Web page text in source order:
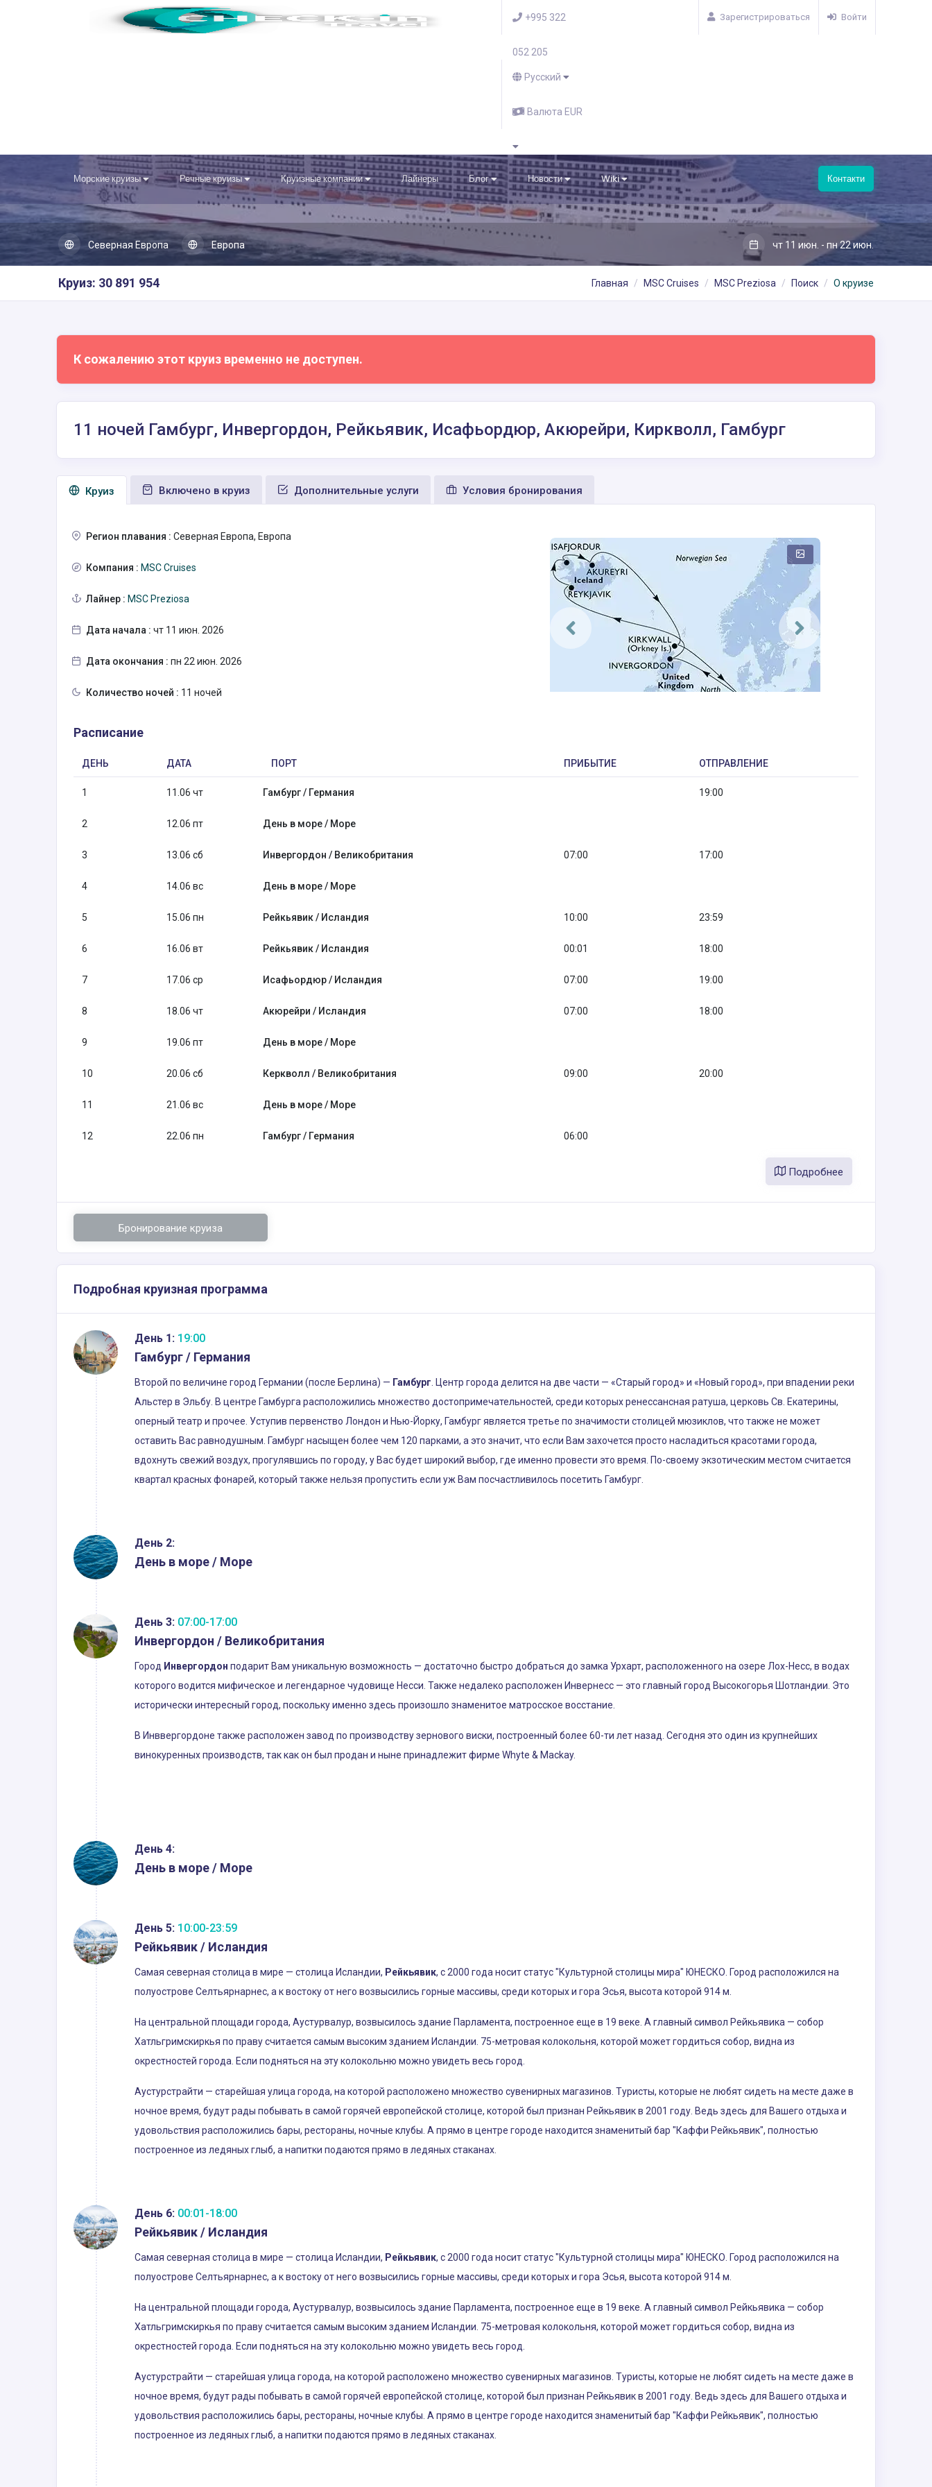
+995 322
052 205
Русский
Валюта EUR
Зарегистрироваться Войти
Морские круизы Речные круизы Круизные компании Лайнеры Блог Новости Wiki Контакти
Северная Европа Европа чт 11 июн. - пн 22 июн.
Круиз: 30 891 954 Главная MSC Cruises MSC Preziosa Поиск О круизе
К сожалению этот круиз временно не доступен.
11 ночей Гамбург, Инвергордон, Рейкьявик, Исафьордюр, Акюрейри, Киркволл, Гамбург
Круиз Включено в круиз Дополнительные услуги Условия бронирования
Регион плавания : Северная Европа, Европа
Компания : MSC Cruises
Лайнер : MSC Preziosa
Дата начала : чт 11 июн. 2026
Дата окончания : пн 22 июн. 2026
Количество ночей : 11 ночей
Расписание
ДЕНЬ ДАТА ПОРТ ПРИБЫТИЕ ОТПРАВЛЕНИЕ
1 11.06 чт Гамбург / Германия 19:00
2 12.06 пт День в море / Море
3 13.06 сб Инвергордон / Великобритания 07:00 17:00
4 14.06 вс День в море / Море
5 15.06 пн Рейкьявик / Исландия 10:00 23:59
6 16.06 вт Рейкьявик / Исландия 00:01 18:00
7 17.06 ср Исафьордюр / Исландия 07:00 19:00
8 18.06 чт Акюрейри / Исландия 07:00 18:00
9 19.06 пт День в море / Море
10 20.06 сб Керкволл / Великобритания 09:00 20:00
11 21.06 вс День в море / Море
12 22.06 пн Гамбург / Германия 06:00
Подробнее
Бронирование круиза
Подробная круизная программа
День 1: 19:00
Гамбург / Германия
Второй по величине город Германии (после Берлина) — Гамбург . Центр города делится на две части — «Старый город» и «Новый город», при впадении реки
Альстер в Эльбу. В центре Гамбурга расположились множество достопримечательностей, среди которых ренессансная ратуша, церковь Св. Екатерины,
оперный театр и прочее. Уступив первенство Лондон и Нью-Йорку, Гамбург является третье по значимости столицей мюзиклов, что также не может
оставить Вас равнодушным. Гамбург насыщен более чем 120 парками, а это значит, что если Вам захочется просто насладиться красотами города,
вдохнуть свежий воздух, прогулявшись по городу, у Вас будет широкий выбор, где именно провести это время. По-своему экзотическим местом считается
квартал красных фонарей, который также нельзя пропустить если уж Вам посчастливилось посетить Гамбург.
День 2:
День в море / Море
День 3: 07:00-17:00
Инвергордон / Великобритания
Город Инвергордон подарит Вам уникальную возможность — достаточно быстро добраться до замка Урхарт, расположенного на озере Лох-Несс, в водах
которого водится мифическое и легендарное чудовище Несси. Также недалеко расположен Инвернесс — это главный город Высокогорья Шотландии. Это
исторически интересный город, поскольку именно здесь произошло знаменитое матросское восстание.
В Инввергордоне также расположен завод по производству зернового виски, построенный более 60-ти лет назад. Сегодня это один из крупнейших
винокуренных производств, так как он был продан и ныне принадлежит фирме Whyte & Mackay.
День 4:
День в море / Море
День 5: 10:00-23:59
Рейкьявик / Исландия
Самая северная столица в мире — столица Исландии, Рейкьявик, с 2000 года носит статус "Культурной столицы мира" ЮНЕСКО. Город расположился на
полуострове Селтьярнарнес, а к востоку от него возвысились горные массивы, среди которых и гора Эсья, высота которой 914 м.
На центральной площади города, Аустурвалур, возвысилось здание Парламента, построенное еще в 19 веке. А главный символ Рейкьявика — собор
Хатльгримскиркья по праву считается самым высоким зданием Исландии. 75-метровая колокольня, которой может гордиться собор, видна из
окрестностей города. Если подняться на эту колокольню можно увидеть весь город.
Аустурстрайти — старейшая улица города, на которой расположено множество сувенирных магазинов. Туристы, которые не любят сидеть на месте даже в
ночное время, будут рады побывать в самой горячей европейской столице, которой был признан Рейкьявик в 2001 году. Ведь здесь для Вашего отдыха и
удовольствия расположились бары, рестораны, ночные клубы. А прямо в центре городе находится знаменитый бар "Каффи Рейкьявик", полностью
построенное из ледяных глыб, а напитки подаются прямо в ледяных стаканах.
День 6: 00:01-18:00
Рейкьявик / Исландия
Самая северная столица в мире — столица Исландии, Рейкьявик, с 2000 года носит статус "Культурной столицы мира" ЮНЕСКО. Город расположился на
полуострове Селтьярнарнес, а к востоку от него возвысились горные массивы, среди которых и гора Эсья, высота которой 914 м.
На центральной площади города, Аустурвалур, возвысилось здание Парламента, построенное еще в 19 веке. А главный символ Рейкьявика — собор
Хатльгримскиркья по праву считается самым высоким зданием Исландии. 75-метровая колокольня, которой может гордиться собор, видна из
окрестностей города. Если подняться на эту колокольню можно увидеть весь город.
Аустурстрайти — старейшая улица города, на которой расположено множество сувенирных магазинов. Туристы, которые не любят сидеть на месте даже в
ночное время, будут рады побывать в самой горячей европейской столице, которой был признан Рейкьявик в 2001 году. Ведь здесь для Вашего отдыха и
удовольствия расположились бары, рестораны, ночные клубы. А прямо в центре городе находится знаменитый бар "Каффи Рейкьявик", полностью
построенное из ледяных глыб, а напитки подаются прямо в ледяных стаканах.